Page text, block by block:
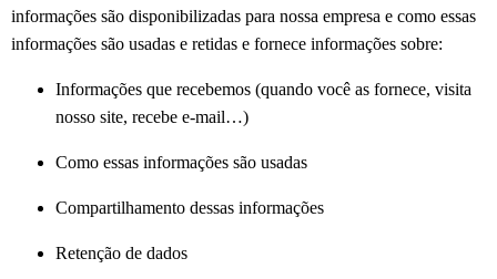
informações são disponibilizadas para nossa empresa e como essas
informações são usadas e retidas e fornece informações sobre:
Informações que recebemos (quando você as fornece, visita
nosso site, recebe e-mail…)
Como essas informações são usadas
Compartilhamento dessas informações
Retenção de dados